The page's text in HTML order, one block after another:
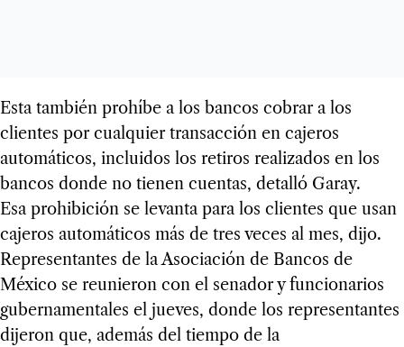
Esta también prohíbe a los bancos cobrar a los
clientes por cualquier transacción en cajeros
automáticos, incluidos los retiros realizados en los
bancos donde no tienen cuentas, detalló Garay.
Esa prohibición se levanta para los clientes que usan
cajeros automáticos más de tres veces al mes, dijo.
Representantes de la Asociación de Bancos de
México se reunieron con el senador y funcionarios
gubernamentales el jueves, donde los representantes
dijeron que, además del tiempo de la